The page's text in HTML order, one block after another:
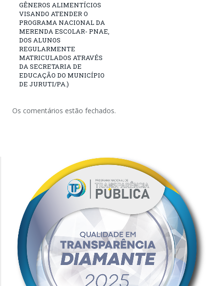
GÊNEROS ALIMENTÍCIOS
VISANDO ATENDER O
PROGRAMA NACIONAL DA
MERENDA ESCOLAR- PNAE,
DOS ALUNOS
REGULARMENTE
MATRICULADOS ATRAVÉS
DA SECRETARIA DE
EDUCAÇÃO DO MUNICÍPIO
DE JURUTI/PA.)
Os comentários estão fechados.